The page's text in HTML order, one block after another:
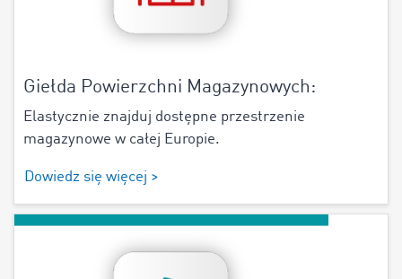
Giełda Powierzchni Magazynowych:
Elastycznie znajduj dostępne przestrzenie
magazynowe w całej Europie.
Dowiedz się więcej >